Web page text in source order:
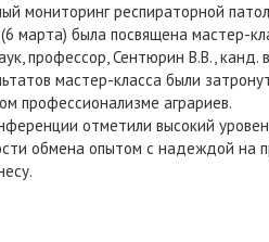
мониторинг респираторной
марта) была посвящена мастер-
профессор, Сентюрин В.В.,
мастер-класса были
профессионализме аграриев.
отметили высокий
обмена опытом с надеждой на